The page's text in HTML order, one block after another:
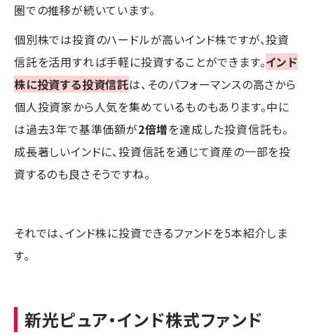
圏での推移が続いています。
個別株では投資のハードルが高いインド株ですが、投資
信託を活用すれば手軽に投資することができます。インド
株に投資する投資信託は、そのパフォーマンスの高さから
個人投資家から人気を集めているものもあります。中に
は過去3年で基準価額が2倍増を達成した投資信託も。
成長著しいインドに、投資信託を通じて資産の一部を投
資するのも良さそうですね。
それでは、インド株に投資できるファンドを5本紹介しま
す。
新光ピュア・インド株式ファンド